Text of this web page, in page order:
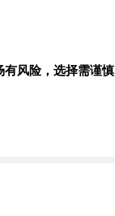
有风险，选择需谨